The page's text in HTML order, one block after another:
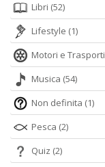
Libri (52)
Lifestyle (1)
Motori e Trasporti
Musica (54)
Non definita (1)
Pesca (2)
Quiz (2)